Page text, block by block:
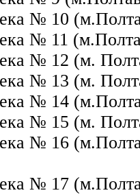
№ 10
№ 11
№ 12 (м.
№ 13 (м.
№ 14
№ 15 (м.
№ 16
№ 17